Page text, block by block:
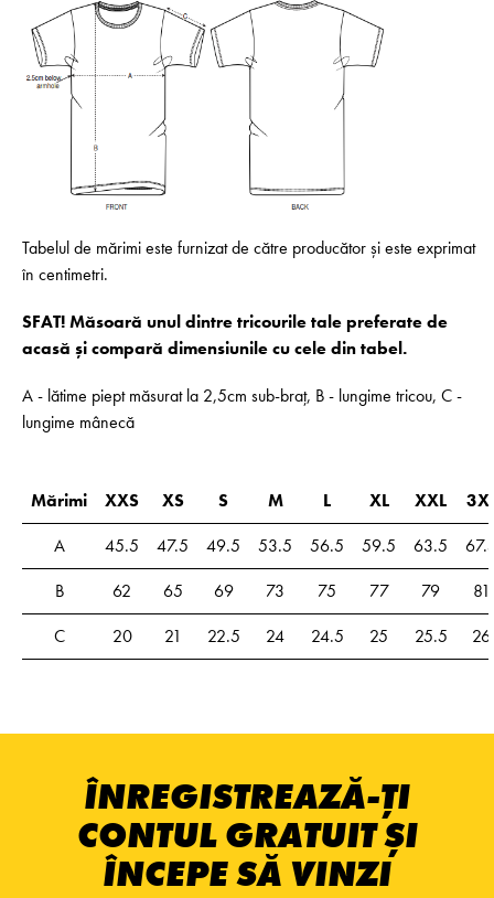
Tabelul de mărimi este furnizat de către producător și este exprimat
în centimetri.
SFAT! Măsoară unul dintre tricourile tale preferate de
acasă și compară dimensiunile cu cele din tabel.
A - lătime piept măsurat la 2,5cm sub-braț, B - lungime tricou, C -
lungime mânecă
Mărimi XXS XS S M L XL XXL
A
45.5 47.5 49.5 53.5 56.5 59.5 63.5
B
62 65 69 73 75 77 79
81
C
20 21 22.5 24 24.5 25 25.5 26
ÎNREGISTREAZĂ-ȚI
CONTUL GRATUIT ȘI
ÎNCEPE SĂ VINZI